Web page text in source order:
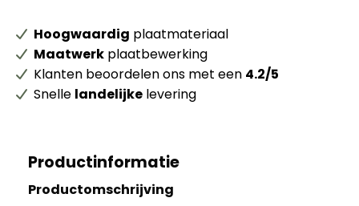
Hoogwaardig plaatmateriaal
Maatwerk plaatbewerking
Klanten beoordelen ons met een 4.2/5
Snelle landelijke levering
Productinformatie
Productomschrijving